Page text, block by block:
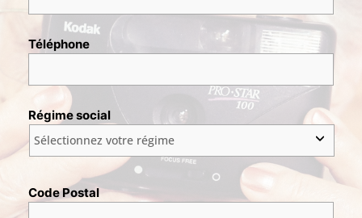
Téléphone
Régime social
Code Postal